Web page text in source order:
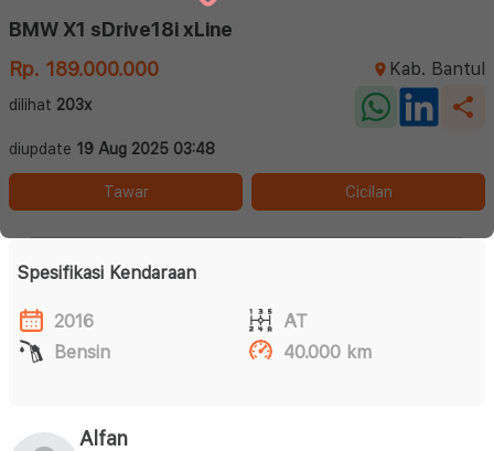
BMW X1 sDrive18i xLine
Rp. 189.000.000
Kab. Bantul
dilihat 203x
diupdate 19 Aug 2025 03:48
Tawar Cicilan
Spesifikasi Kendaraan
2016
AT
Bensin
40.000 km
Alfan